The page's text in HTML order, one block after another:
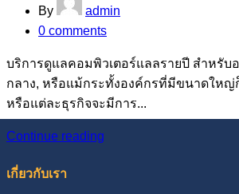
By
admin
0 comments
บริการดูแลคอมพิวเตอร์แลลรายปี สำหรับ
กลาง, หรือแม้กระทั้งองค์กรที่มีขนาดให
หรือแต่ละธุรกิจจะมีการ...
Continue reading
เกี่ยวกับเรา